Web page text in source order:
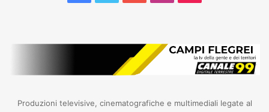
Produzioni televisive, cinematografiche e multimediali legate al